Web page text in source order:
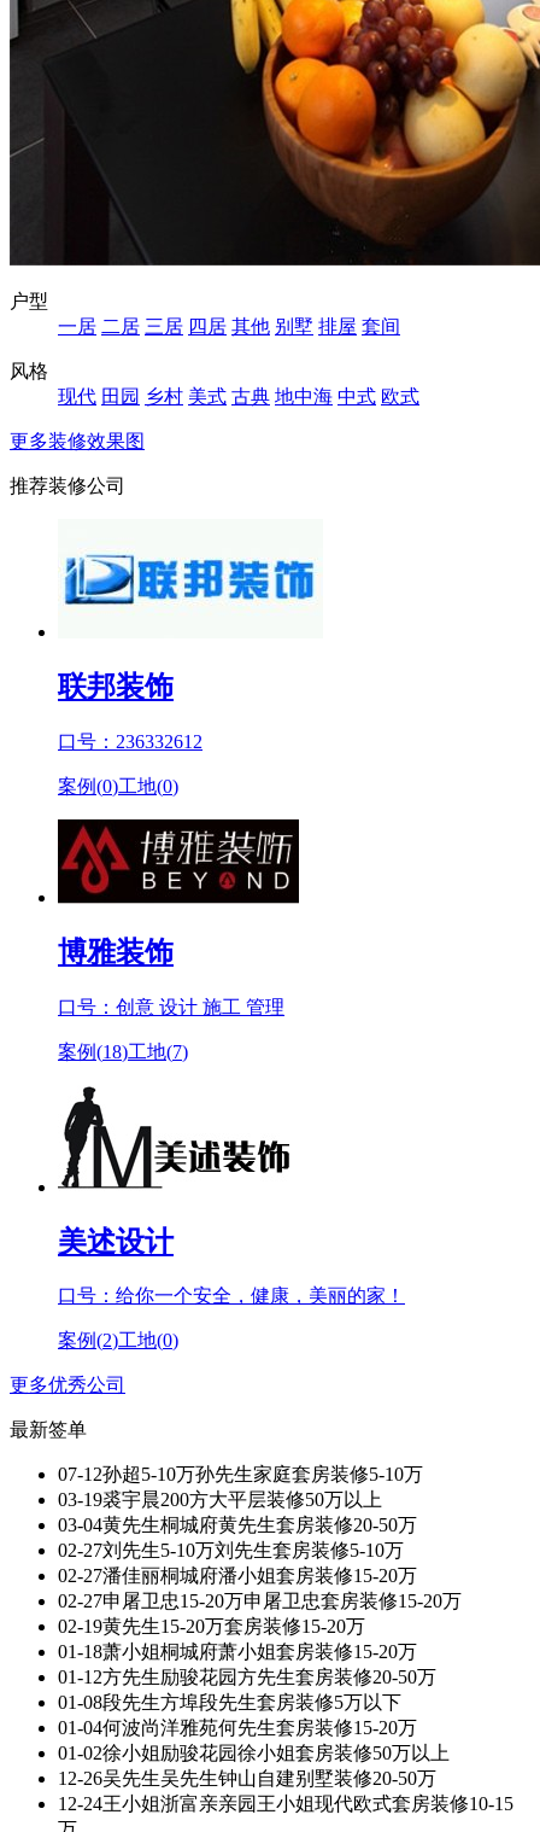
户型
一居 二居 三居 四居 其他 别墅 排屋 套间
风格
现代 田园 乡村 美式 古典 地中海 中式 欧式
更多装修效果图
推荐装修公司
联邦装饰
口号：236332612
案例(0)工地(0)
博雅装饰
口号：创意 设计 施工 管理
案例(18)工地(7)
美述设计
口号：给你一个安全，健康，美丽的家！
案例(2)工地(0)
更多优秀公司
最新签单
07-12孙超5-10万孙先生家庭套房装修5-10万
03-19裘宇晨200方大平层装修50万以上
03-04黄先生桐城府黄先生套房装修20-50万
02-27刘先生5-10万刘先生套房装修5-10万
02-27潘佳丽桐城府潘小姐套房装修15-20万
02-27申屠卫忠15-20万申屠卫忠套房装修15-20万
02-19黄先生15-20万套房装修15-20万
01-18萧小姐桐城府萧小姐套房装修15-20万
01-12方先生励骏花园方先生套房装修20-50万
01-08段先生方埠段先生套房装修5万以下
01-04何波尚洋雅苑何先生套房装修15-20万
01-02徐小姐励骏花园徐小姐套房装修50万以上
12-26吴先生吴先生钟山自建别墅装修20-50万
12-24王小姐浙富亲亲园王小姐现代欧式套房装修10-15